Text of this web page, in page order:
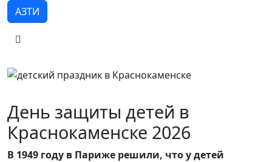
АЗТИ
День защиты детей в
Краснокаменске 2026
В 1949 году в Париже решили, что у детей